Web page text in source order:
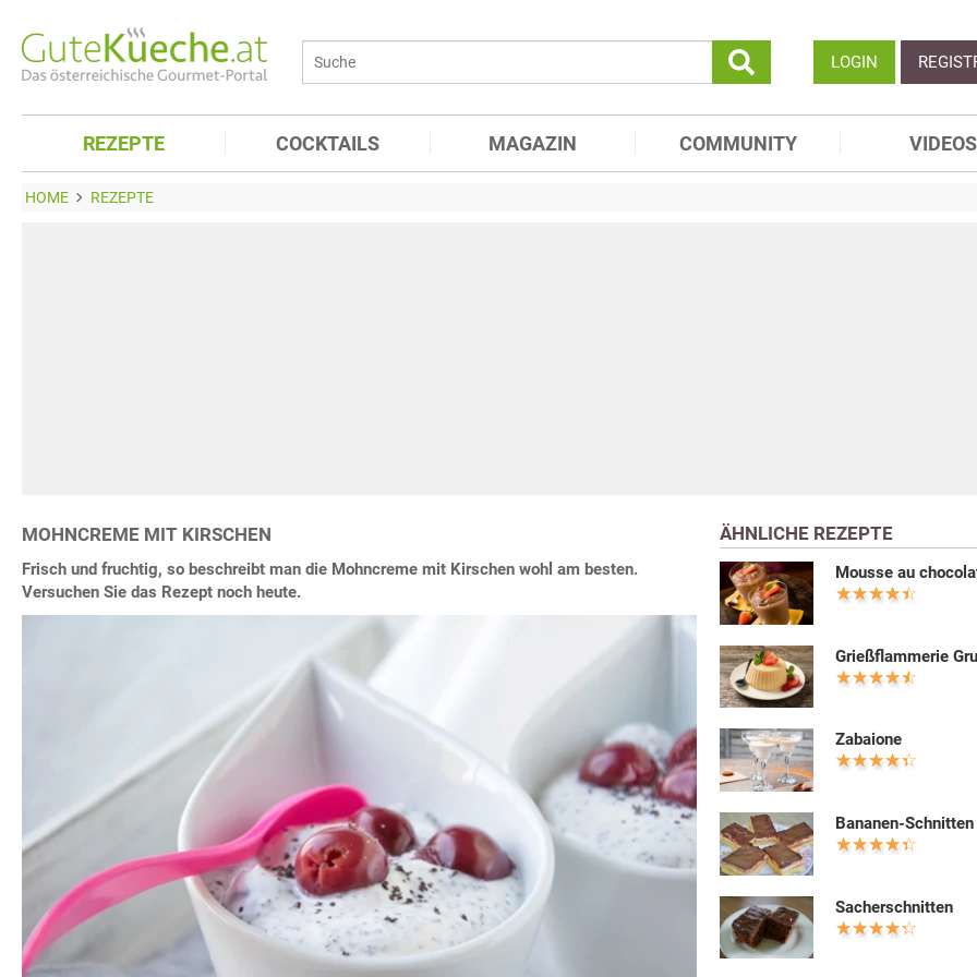
LOGIN
REZEPTE COCKTAILS MAGAZIN COMMUNITY VIDEOS
HOME REZEPTE
MOHNCREME MIT KIRSCHEN
Frisch und fruchtig, so beschreibt man die Mohncreme mit Kirschen wohl am besten.
Versuchen Sie das Rezept noch heute.
ÄHNLICHE REZEPTE
Mousse au
Grießflammerie
Zabaione
Bananen-Schnitten
Sacherschnitten